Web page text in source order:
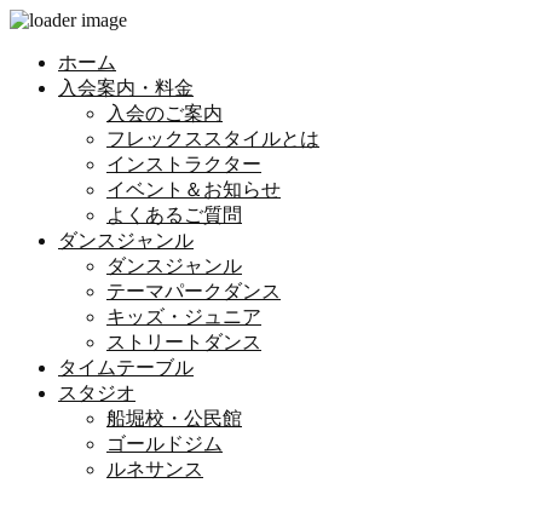
ホーム
入会案内・料金
入会のご案内
フレックススタイルとは
インストラクター
イベント＆お知らせ
よくあるご質問
ダンスジャンル
ダンスジャンル
テーマパークダンス
キッズ・ジュニア
ストリートダンス
タイムテーブル
スタジオ
船堀校・公民館
ゴールドジム
ルネサンス